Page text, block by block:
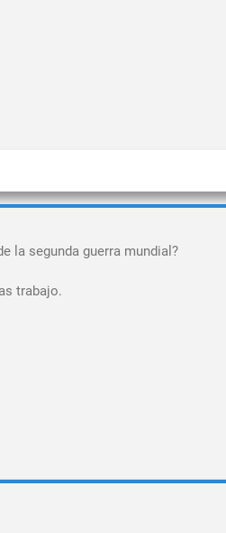
la segunda guerra mundial?
trabajo.